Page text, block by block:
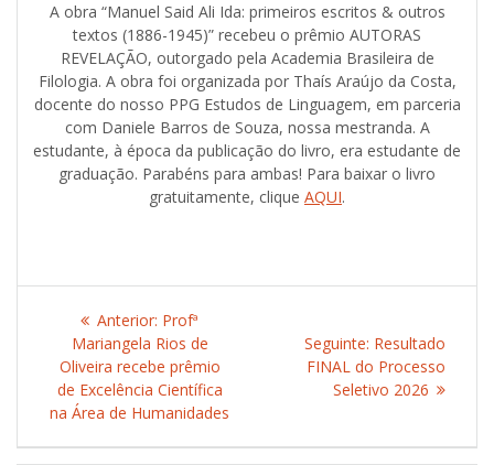
A obra “Manuel Said Ali Ida: primeiros escritos & outros
textos (1886-1945)” recebeu o prêmio AUTORAS
REVELAÇÃO, outorgado pela Academia Brasileira de
Filologia. A obra foi organizada por Thaís Araújo da Costa,
docente do nosso PPG Estudos de Linguagem, em parceria
com Daniele Barros de Souza, nossa mestranda. A
estudante, à época da publicação do livro, era estudante de
graduação. Parabéns para ambas! Para baixar o livro
gratuitamente, clique AQUI.
Navegação
de
Post
Anterior: Post
anterior:
Profª
Mariangela Rios de
Oliveira recebe prêmio
de Excelência Científica
na Área de Humanidades
Seguinte: Post
seguinte:
Resultado
FINAL do Processo
Seletivo 2026